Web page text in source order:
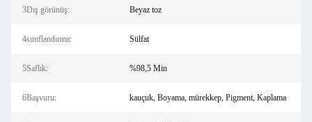
3Dış görünüş: Beyaz toz
4sınıflandırma: Sülfat
5Saflık: %98,5 Min
6Başvuru: kauçuk, Boyama, mürekkep, Pigment, Kaplama